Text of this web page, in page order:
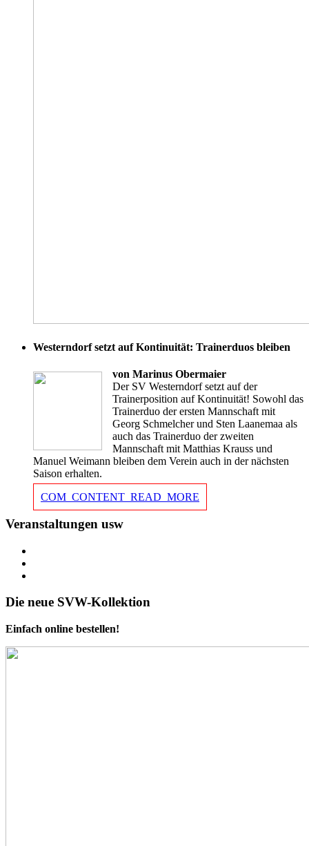
Westerndorf setzt auf Kontinuität: Trainerduos bleiben
von Marinus Obermaier
Der SV Westerndorf setzt auf der
Trainerposition auf Kontinuität! Sowohl das
Trainerduo der ersten Mannschaft mit
Georg Schmelcher und Sten Laanemaa als
auch das Trainerduo der zweiten
Mannschaft mit Matthias Krauss und
Manuel Weimann bleiben dem Verein auch in der nächsten
Saison erhalten.
COM_CONTENT_READ_MORE
Veranstaltungen usw
Die neue SVW-Kollektion
Einfach online bestellen!